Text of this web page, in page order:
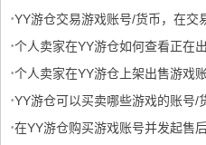
·YY游仓交易游戏账号/货币，在
【交易须知】
·个人卖家在YY游仓如何查看正在
·个人卖家在YY游仓上架出售游戏
·YY游仓可以买卖哪些游戏的账号/
·在YY游仓购买游戏账号并发起售